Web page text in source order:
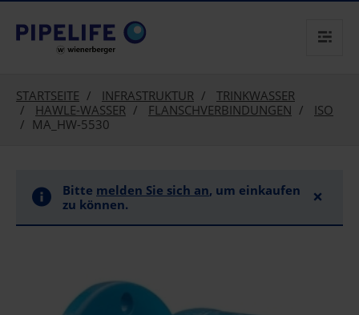
text.skipToContent
text.skipToNavigation
STARTSEITE INFRASTRUKTUR
TRINKWASSER
HAWLE-WASSER
FLANSCHVERBINDUNGEN
ISO
MA_HW-5530
Bitte melden Sie sich an, um einkaufen
zu können.
×